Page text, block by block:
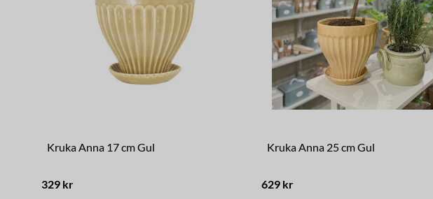
Kruka Anna 17 cm Gul
329 kr
Kruka Anna 25 cm Gul
629 kr